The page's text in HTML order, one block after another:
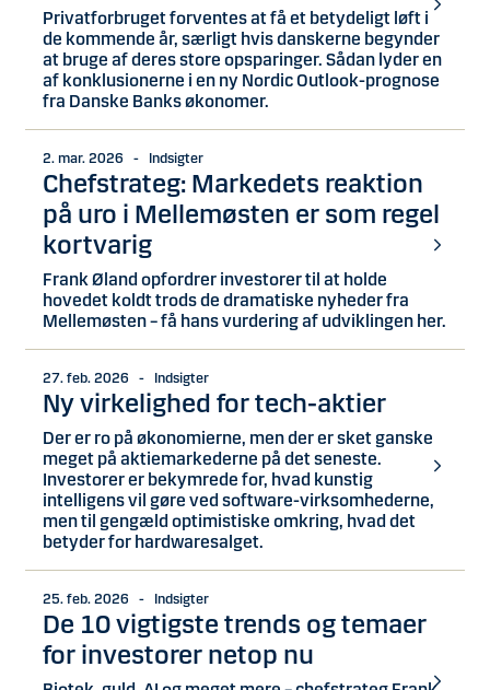
Privatforbruget forventes at få et betydeligt løft i
de kommende år, særligt hvis danskerne begynder
at bruge af deres store opsparinger. Sådan lyder en
af konklusionerne i en ny Nordic Outlook-prognose
fra Danske Banks økonomer.
2. mar. 2026 - Indsigter
Chefstrateg: Markedets reaktion
på uro i Mellemøsten er som regel
kortvarig
Frank Øland opfordrer investorer til at holde
hovedet koldt trods de dramatiske nyheder fra
Mellemøsten – få hans vurdering af udviklingen her.
27. feb. 2026 - Indsigter
Ny virkelighed for tech-aktier
Der er ro på økonomierne, men der er sket ganske
meget på aktiemarkederne på det seneste.
Investorer er bekymrede for, hvad kunstig
intelligens vil gøre ved software-virksomhederne,
men til gengæld optimistiske omkring, hvad det
betyder for hardwaresalget.
25. feb. 2026 - Indsigter
De 10 vigtigste trends og temaer
for investorer netop nu